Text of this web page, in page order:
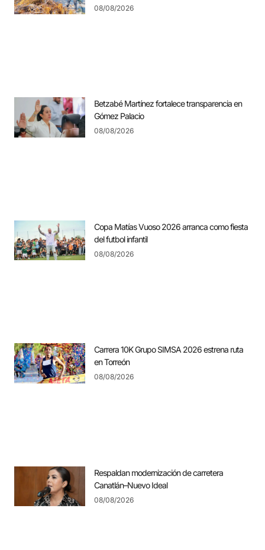
08/08/2026
Betzabé Martínez fortalece transparencia en
Gómez Palacio
08/08/2026
Copa Matías Vuoso 2026 arranca como fiesta
del futbol infantil
08/08/2026
Carrera 10K Grupo SIMSA 2026 estrena ruta
en Torreón
08/08/2026
Respaldan modernización de carretera
Canatlán–Nuevo Ideal
08/08/2026